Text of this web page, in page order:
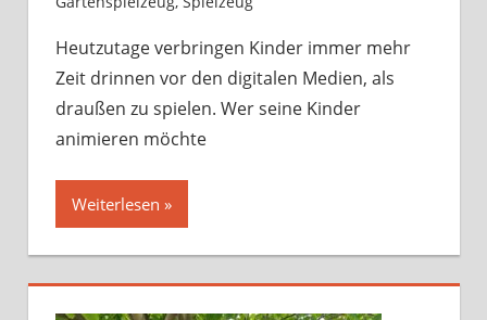
Heutzutage verbringen Kinder immer mehr
Zeit drinnen vor den digitalen Medien, als
draußen zu spielen. Wer seine Kinder
animieren möchte
Weiterlesen